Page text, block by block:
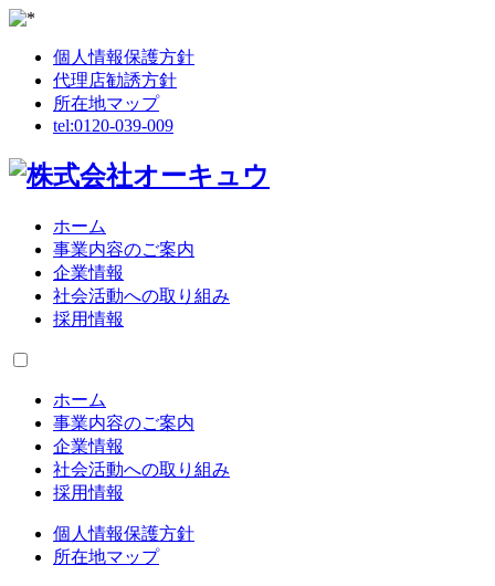
個人情報保護方針
代理店勧誘方針
所在地マップ
tel:0120-039-009
ホーム
事業内容のご案内
企業情報
社会活動への取り組み
採用情報
ホーム
事業内容のご案内
企業情報
社会活動への取り組み
採用情報
個人情報保護方針
所在地マップ